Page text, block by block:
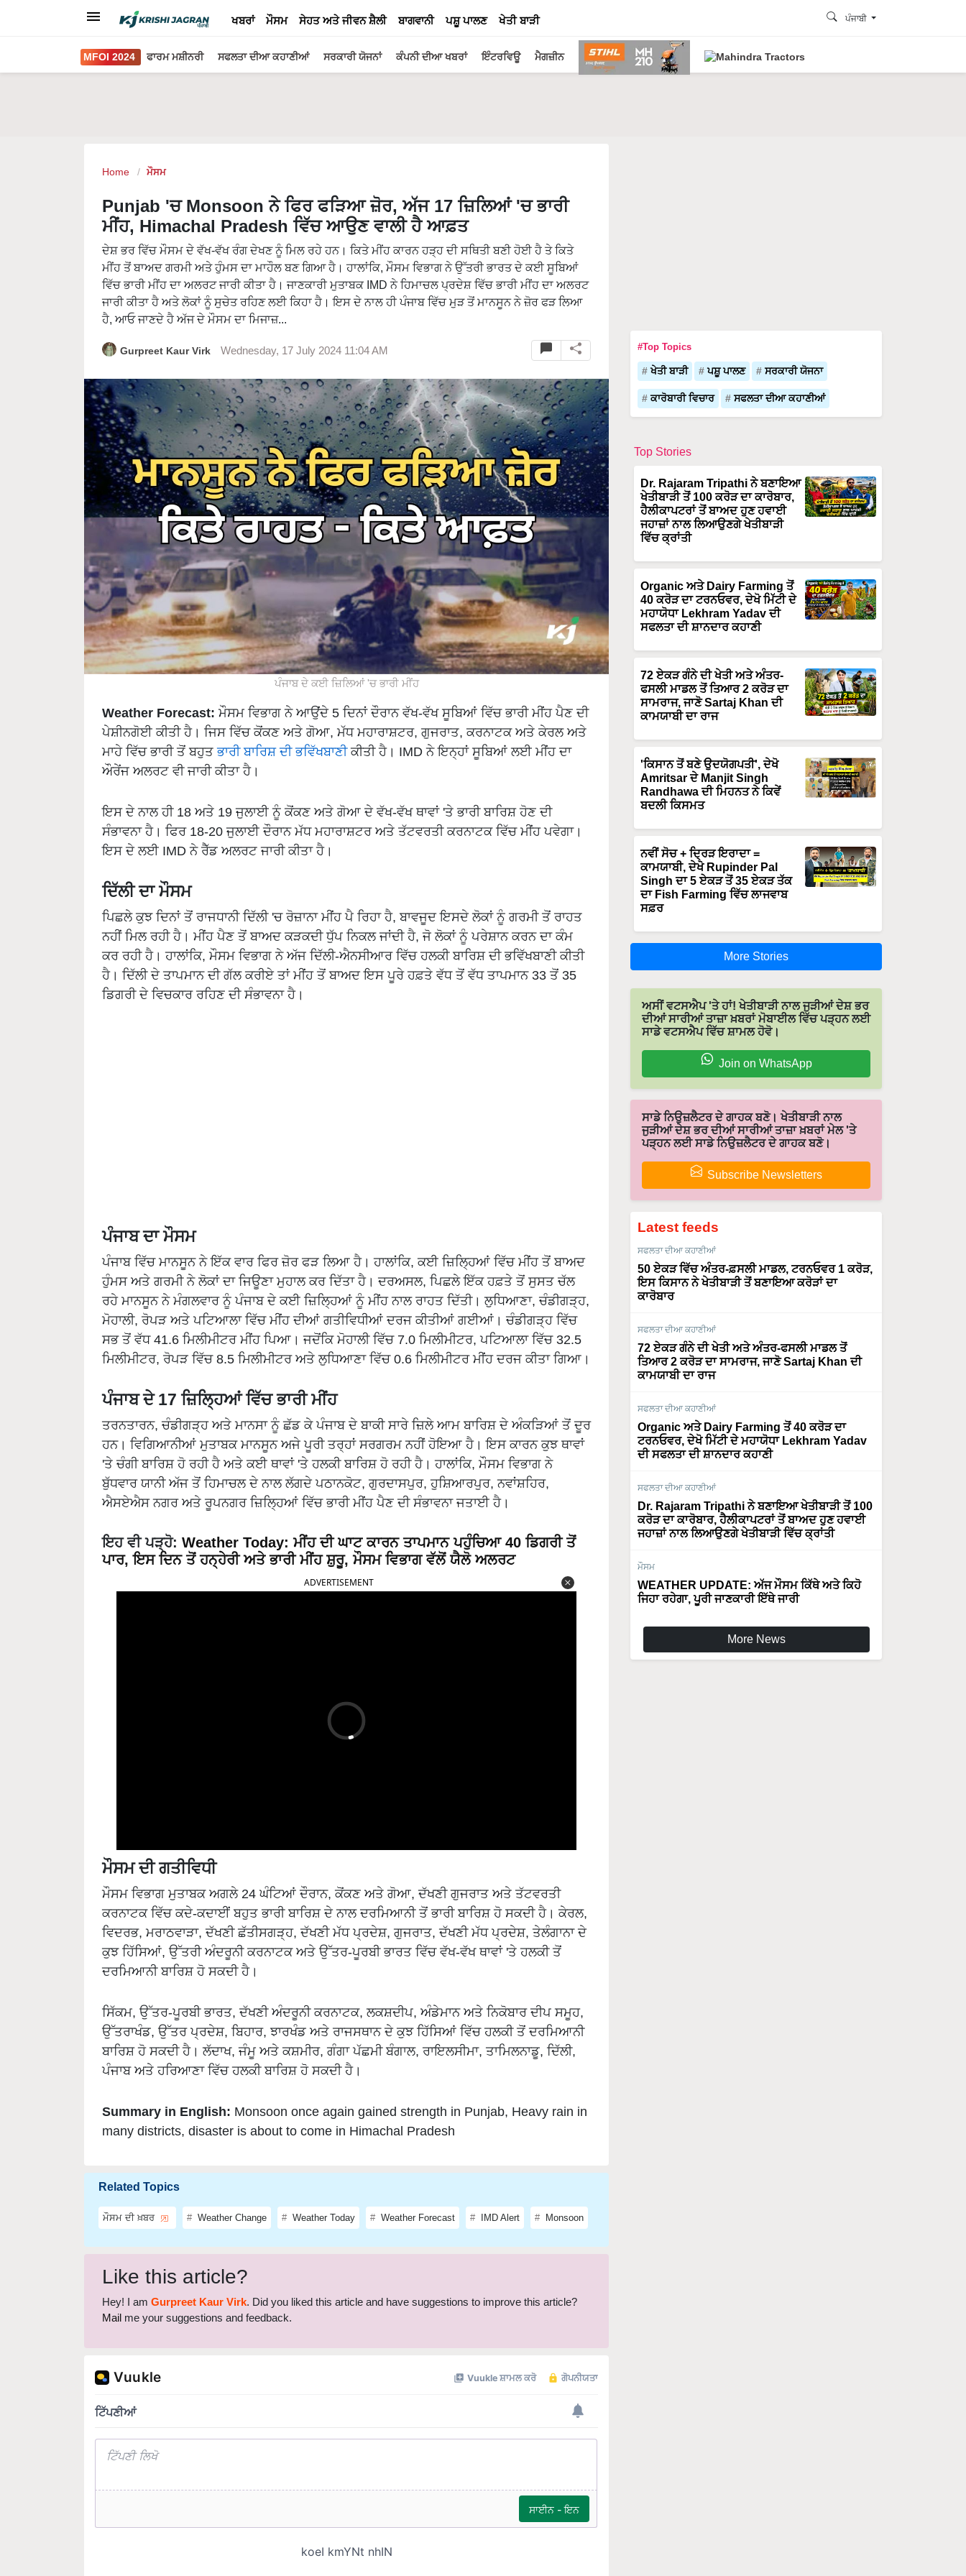
ਖਬਰਾਂ ਮੌਸਮ ਸੇਹਤ ਅਤੇ ਜੀਵਨ ਸ਼ੈਲੀ ਬਾਗਵਾਨੀ ਪਸ਼ੂ ਪਾਲਣ ਖੇਤੀ ਬਾੜੀ ਪੰਜਾਬੀ
MFOI 2024 ਫਾਰਮ ਮਸ਼ੀਨਰੀ ਸਫਲਤਾ ਦੀਆ ਕਹਾਣੀਆਂ ਸਰਕਾਰੀ ਯੋਜਨਾਂ ਕੰਪਨੀ ਦੀਆ ਖਬਰਾਂ ਇੰਟਰਵਿਊ ਮੈਗਜ਼ੀਨ
Home ਮੌਸਮ
Punjab 'ਚ Monsoon ਨੇ ਫਿਰ ਫੜਿਆ ਜ਼ੋਰ, ਅੱਜ 17 ਜ਼ਿਲਿਆਂ 'ਚ ਭਾਰੀ
ਮੀਂਹ, Himachal Pradesh ਵਿੱਚ ਆਉਣ ਵਾਲੀ ਹੈ ਆਫ਼ਤ
ਦੇਸ਼ ਭਰ ਵਿੱਚ ਮੌਸਮ ਦੇ ਵੱਖ-ਵੱਖ ਰੰਗ ਦੇਖਣ ਨੂੰ ਮਿਲ ਰਹੇ ਹਨ। ਕਿਤੇ ਮੀਂਹ ਕਾਰਨ ਹੜ੍ਹ ਦੀ ਸਥਿਤੀ ਬਣੀ ਹੋਈ ਹੈ ਤੇ ਕਿਤੇ
ਮੀਂਹ ਤੋਂ ਬਾਅਦ ਗਰਮੀ ਅਤੇ ਹੁੰਮਸ ਦਾ ਮਾਹੌਲ ਬਣ ਗਿਆ ਹੈ। ਹਾਲਾਂਕਿ, ਮੌਸਮ ਵਿਭਾਗ ਨੇ ਉੱਤਰੀ ਭਾਰਤ ਦੇ ਕਈ ਸੂਬਿਆਂ
ਵਿੱਚ ਭਾਰੀ ਮੀਂਹ ਦਾ ਅਲਰਟ ਜਾਰੀ ਕੀਤਾ ਹੈ। ਜਾਣਕਾਰੀ ਮੁਤਾਬਕ IMD ਨੇ ਹਿਮਾਚਲ ਪ੍ਰਦੇਸ਼ ਵਿੱਚ ਭਾਰੀ ਮੀਂਹ ਦਾ ਅਲਰਟ
ਜਾਰੀ ਕੀਤਾ ਹੈ ਅਤੇ ਲੋਕਾਂ ਨੂੰ ਸੁਚੇਤ ਰਹਿਣ ਲਈ ਕਿਹਾ ਹੈ। ਇਸ ਦੇ ਨਾਲ ਹੀ ਪੰਜਾਬ ਵਿੱਚ ਮੁੜ ਤੋਂ ਮਾਨਸੂਨ ਨੇ ਜ਼ੋਰ ਫੜ ਲਿਆ
ਹੈ, ਆਓ ਜਾਣਦੇ ਹੈ ਅੱਜ ਦੇ ਮੌਸਮ ਦਾ ਮਿਜਾਜ਼...
Gurpreet Kaur Virk Wednesday, 17 July 2024 11:04 AM
ਪੰਜਾਬ ਦੇ ਕਈ ਜ਼ਿਲਿਆਂ 'ਚ ਭਾਰੀ ਮੀਂਹ
Weather Forecast: ਮੌਸਮ ਵਿਭਾਗ ਨੇ ਆਉਂਦੇ 5 ਦਿਨਾਂ ਦੌਰਾਨ ਵੱਖ-ਵੱਖ ਸੂਬਿਆਂ ਵਿੱਚ ਭਾਰੀ ਮੀਂਹ ਪੈਣ ਦੀ
ਪੇਸ਼ੀਨਗੋਈ ਕੀਤੀ ਹੈ। ਜਿਸ ਵਿੱਚ ਕੋਂਕਣ ਅਤੇ ਗੋਆ, ਮੱਧ ਮਹਾਰਾਸ਼ਟਰ, ਗੁਜਰਾਤ, ਕਰਨਾਟਕ ਅਤੇ ਕੇਰਲ ਅਤੇ
ਮਾਹੇ ਵਿੱਚ ਭਾਰੀ ਤੋਂ ਬਹੁਤਭਾਰੀ ਬਾਰਿਸ਼ ਦੀ ਭਵਿੱਖਬਾਣੀਕੀਤੀ ਹੈ। IMD ਨੇ ਇਨ੍ਹਾਂ ਸੂਬਿਆਂ ਲਈ ਮੀਂਹ ਦਾ
ਔਰੇਂਜ ਅਲਰਟ ਵੀ ਜਾਰੀ ਕੀਤਾ ਹੈ।
ਇਸ ਦੇ ਨਾਲ ਹੀ 18 ਅਤੇ 19 ਜੁਲਾਈ ਨੂੰ ਕੋਂਕਣ ਅਤੇ ਗੋਆ ਦੇ ਵੱਖ-ਵੱਖ ਥਾਵਾਂ 'ਤੇ ਭਾਰੀ ਬਾਰਿਸ਼ ਹੋਣ ਦੀ
ਸੰਭਾਵਨਾ ਹੈ। ਫਿਰ 18-20 ਜੁਲਾਈ ਦੌਰਾਨ ਮੱਧ ਮਹਾਰਾਸ਼ਟਰ ਅਤੇ ਤੱਟਵਰਤੀ ਕਰਨਾਟਕ ਵਿੱਚ ਮੀਂਹ ਪਵੇਗਾ।
ਇਸ ਦੇ ਲਈ IMD ਨੇ ਰੈੱਡ ਅਲਰਟ ਜਾਰੀ ਕੀਤਾ ਹੈ।
ਦਿੱਲੀ ਦਾ ਮੌਸਮ
ਪਿਛਲੇ ਕੁਝ ਦਿਨਾਂ ਤੋਂ ਰਾਜਧਾਨੀ ਦਿੱਲੀ 'ਚ ਰੋਜ਼ਾਨਾ ਮੀਂਹ ਪੈ ਰਿਹਾ ਹੈ, ਬਾਵਜੂਦ ਇਸਦੇ ਲੋਕਾਂ ਨੂੰ ਗਰਮੀ ਤੋਂ ਰਾਹਤ
ਨਹੀਂ ਮਿਲ ਰਹੀ ਹੈ। ਮੀਂਹ ਪੈਣ ਤੋਂ ਬਾਅਦ ਕੜਕਦੀ ਧੁੱਪ ਨਿਕਲ ਜਾਂਦੀ ਹੈ, ਜੋ ਲੋਕਾਂ ਨੂੰ ਪਰੇਸ਼ਾਨ ਕਰਨ ਦਾ ਕੰਮ
ਕਰ ਰਹੀ ਹੈ। ਹਾਲਾਂਕਿ, ਮੌਸਮ ਵਿਭਾਗ ਨੇ ਅੱਜ ਦਿੱਲੀ-ਐਨਸੀਆਰ ਵਿੱਚ ਹਲਕੀ ਬਾਰਿਸ਼ ਦੀ ਭਵਿੱਖਬਾਣੀ ਕੀਤੀ
ਹੈ। ਦਿੱਲੀ ਦੇ ਤਾਪਮਾਨ ਦੀ ਗੱਲ ਕਰੀਏ ਤਾਂ ਮੀਂਹ ਤੋਂ ਬਾਅਦ ਇਸ ਪੂਰੇ ਹਫ਼ਤੇ ਵੱਧ ਤੋਂ ਵੱਧ ਤਾਪਮਾਨ 33 ਤੋਂ 35
ਡਿਗਰੀ ਦੇ ਵਿਚਕਾਰ ਰਹਿਣ ਦੀ ਸੰਭਾਵਨਾ ਹੈ।
ਪੰਜਾਬ ਦਾ ਮੌਸਮ
ਪੰਜਾਬ ਵਿੱਚ ਮਾਨਸੂਨ ਨੇ ਇੱਕ ਵਾਰ ਫਿਰ ਜ਼ੋਰ ਫੜ ਲਿਆ ਹੈ। ਹਾਲਾਂਕਿ, ਕਈ ਜ਼ਿਲ੍ਹਿਆਂ ਵਿੱਚ ਮੀਂਹ ਤੋਂ ਬਾਅਦ
ਹੁੰਮਸ ਅਤੇ ਗਰਮੀ ਨੇ ਲੋਕਾਂ ਦਾ ਜਿਊਣਾ ਮੁਹਾਲ ਕਰ ਦਿੱਤਾ ਹੈ। ਦਰਅਸਲ, ਪਿਛਲੇ ਇੱਕ ਹਫ਼ਤੇ ਤੋਂ ਸੁਸਤ ਚੱਲ
ਰਹੇ ਮਾਨਸੂਨ ਨੇ ਮੰਗਲਵਾਰ ਨੂੰ ਪੰਜਾਬ ਦੇ ਕਈ ਜ਼ਿਲ੍ਹਿਆਂ ਨੂੰ ਮੀਂਹ ਨਾਲ ਰਾਹਤ ਦਿੱਤੀ। ਲੁਧਿਆਣਾ, ਚੰਡੀਗੜ੍ਹ,
ਮੋਹਾਲੀ, ਰੋਪੜ ਅਤੇ ਪਟਿਆਲਾ ਵਿੱਚ ਮੀਂਹ ਦੀਆਂ ਗਤੀਵਿਧੀਆਂ ਦਰਜ ਕੀਤੀਆਂ ਗਈਆਂ। ਚੰਡੀਗੜ੍ਹ ਵਿੱਚ
ਸਭ ਤੋਂ ਵੱਧ 41.6 ਮਿਲੀਮੀਟਰ ਮੀਂਹ ਪਿਆ। ਜਦੋਂਕਿ ਮੋਹਾਲੀ ਵਿੱਚ 7.0 ਮਿਲੀਮੀਟਰ, ਪਟਿਆਲਾ ਵਿੱਚ 32.5
ਮਿਲੀਮੀਟਰ, ਰੋਪੜ ਵਿੱਚ 8.5 ਮਿਲੀਮੀਟਰ ਅਤੇ ਲੁਧਿਆਣਾ ਵਿੱਚ 0.6 ਮਿਲੀਮੀਟਰ ਮੀਂਹ ਦਰਜ ਕੀਤਾ ਗਿਆ।
ਪੰਜਾਬ ਦੇ 17 ਜ਼ਿਲ੍ਹਿਆਂ ਵਿੱਚ ਭਾਰੀ ਮੀਂਹ
ਤਰਨਤਾਰਨ, ਚੰਡੀਗੜ੍ਹ ਅਤੇ ਮਾਨਸਾ ਨੂੰ ਛੱਡ ਕੇ ਪੰਜਾਬ ਦੇ ਬਾਕੀ ਸਾਰੇ ਜ਼ਿਲੇ ਆਮ ਬਾਰਿਸ਼ ਦੇ ਅੰਕੜਿਆਂ ਤੋਂ ਦੂਰ
ਹਨ। ਵਿਗਿਆਨੀਆਂ ਮੁਤਾਬਕ ਮਾਨਸੂਨ ਅਜੇ ਪੂਰੀ ਤਰ੍ਹਾਂ ਸਰਗਰਮ ਨਹੀਂ ਹੋਇਆ ਹੈ। ਇਸ ਕਾਰਨ ਕੁਝ ਥਾਵਾਂ
'ਤੇ ਚੰਗੀ ਬਾਰਿਸ਼ ਹੋ ਰਹੀ ਹੈ ਅਤੇ ਕਈ ਥਾਵਾਂ 'ਤੇ ਹਲਕੀ ਬਾਰਿਸ਼ ਹੋ ਰਹੀ ਹੈ। ਹਾਲਾਂਕਿ, ਮੌਸਮ ਵਿਭਾਗ ਨੇ
ਬੁੱਧਵਾਰ ਯਾਨੀ ਅੱਜ ਤੋਂ ਹਿਮਾਚਲ ਦੇ ਨਾਲ ਲੱਗਦੇ ਪਠਾਨਕੋਟ, ਗੁਰਦਾਸਪੁਰ, ਹੁਸ਼ਿਆਰਪੁਰ, ਨਵਾਂਸ਼ਹਿਰ,
ਐਸਏਐਸ ਨਗਰ ਅਤੇ ਰੂਪਨਗਰ ਜ਼ਿਲ੍ਹਿਆਂ ਵਿੱਚ ਭਾਰੀ ਮੀਂਹ ਪੈਣ ਦੀ ਸੰਭਾਵਨਾ ਜਤਾਈ ਹੈ।
ਇਹ ਵੀ ਪੜ੍ਹੋ: Weather Today: ਮੀਂਹ ਦੀ ਘਾਟ ਕਾਰਨ ਤਾਪਮਾਨ ਪਹੁੰਚਿਆ 40 ਡਿਗਰੀ ਤੋਂ
ਪਾਰ, ਇਸ ਦਿਨ ਤੋਂ ਹਨ੍ਹੇਰੀ ਅਤੇ ਭਾਰੀ ਮੀਂਹ ਸ਼ੁਰੂ, ਮੌਸਮ ਵਿਭਾਗ ਵੱਲੋਂ ਯੈਲੋ ਅਲਰਟ
ADVERTISEMENT
ਮੌਸਮ ਦੀ ਗਤੀਵਿਧੀ
ਮੌਸਮ ਵਿਭਾਗ ਮੁਤਾਬਕ ਅਗਲੇ 24 ਘੰਟਿਆਂ ਦੌਰਾਨ, ਕੋਂਕਣ ਅਤੇ ਗੋਆ, ਦੱਖਣੀ ਗੁਜਰਾਤ ਅਤੇ ਤੱਟਵਰਤੀ
ਕਰਨਾਟਕ ਵਿੱਚ ਕਦੇ-ਕਦਾਈਂ ਬਹੁਤ ਭਾਰੀ ਬਾਰਿਸ਼ ਦੇ ਨਾਲ ਦਰਮਿਆਨੀ ਤੋਂ ਭਾਰੀ ਬਾਰਿਸ਼ ਹੋ ਸਕਦੀ ਹੈ। ਕੇਰਲ,
ਵਿਦਰਭ, ਮਰਾਠਵਾੜਾ, ਦੱਖਣੀ ਛੱਤੀਸਗੜ੍ਹ, ਦੱਖਣੀ ਮੱਧ ਪ੍ਰਦੇਸ਼, ਗੁਜਰਾਤ, ਦੱਖਣੀ ਮੱਧ ਪ੍ਰਦੇਸ਼, ਤੇਲੰਗਾਨਾ ਦੇ
ਕੁਝ ਹਿੱਸਿਆਂ, ਉੱਤਰੀ ਅੰਦਰੂਨੀ ਕਰਨਾਟਕ ਅਤੇ ਉੱਤਰ-ਪੂਰਬੀ ਭਾਰਤ ਵਿੱਚ ਵੱਖ-ਵੱਖ ਥਾਵਾਂ 'ਤੇ ਹਲਕੀ ਤੋਂ
ਦਰਮਿਆਨੀ ਬਾਰਿਸ਼ ਹੋ ਸਕਦੀ ਹੈ।
ਸਿੱਕਮ, ਉੱਤਰ-ਪੂਰਬੀ ਭਾਰਤ, ਦੱਖਣੀ ਅੰਦਰੂਨੀ ਕਰਨਾਟਕ, ਲਕਸ਼ਦੀਪ, ਅੰਡੇਮਾਨ ਅਤੇ ਨਿਕੋਬਾਰ ਦੀਪ ਸਮੂਹ,
ਉੱਤਰਾਖੰਡ, ਉੱਤਰ ਪ੍ਰਦੇਸ਼, ਬਿਹਾਰ, ਝਾਰਖੰਡ ਅਤੇ ਰਾਜਸਥਾਨ ਦੇ ਕੁਝ ਹਿੱਸਿਆਂ ਵਿੱਚ ਹਲਕੀ ਤੋਂ ਦਰਮਿਆਨੀ
ਬਾਰਿਸ਼ ਹੋ ਸਕਦੀ ਹੈ। ਲੱਦਾਖ, ਜੰਮੂ ਅਤੇ ਕਸ਼ਮੀਰ, ਗੰਗਾ ਪੱਛਮੀ ਬੰਗਾਲ, ਰਾਇਲਸੀਮਾ, ਤਾਮਿਲਨਾਡੂ, ਦਿੱਲੀ,
ਪੰਜਾਬ ਅਤੇ ਹਰਿਆਣਾ ਵਿੱਚ ਹਲਕੀ ਬਾਰਿਸ਼ ਹੋ ਸਕਦੀ ਹੈ।
Summary in English: Monsoon once again gained strength in Punjab, Heavy rain in
many districts, disaster is about to come in Himachal Pradesh
Related Topics
ਮੌਸਮ ਦੀ ਖ਼ਬਰ Weather Change Weather Today Weather Forecast IMD Alert Monsoon
Like this article?
Hey! I am Gurpreet Kaur Virk. Did you liked this article and have suggestions to improve this article?
Mail me your suggestions and feedback.
#Top Topics
ਖੇਤੀ ਬਾੜੀ ਪਸ਼ੂ ਪਾਲਣ ਸਰਕਾਰੀ ਯੋਜਨਾ
ਕਾਰੋਬਾਰੀ ਵਿਚਾਰ ਸਫਲਤਾ ਦੀਆ ਕਹਾਣੀਆਂ
Top Stories
Dr. Rajaram Tripathi ਨੇ ਬਣਾਇਆ
ਖੇਤੀਬਾੜੀ ਤੋਂ 100 ਕਰੋੜ ਦਾ ਕਾਰੋਬਾਰ,
ਹੈਲੀਕਾਪਟਰਾਂ ਤੋਂ ਬਾਅਦ ਹੁਣ ਹਵਾਈ
ਜਹਾਜ਼ਾਂ ਨਾਲ ਲਿਆਉਣਗੇ ਖੇਤੀਬਾੜੀ
ਵਿੱਚ ਕ੍ਰਾਂਤੀ
Organic ਅਤੇ Dairy Farming ਤੋਂ
40 ਕਰੋੜ ਦਾ ਟਰਨਓਵਰ, ਦੇਖੋ ਮਿੱਟੀ ਦੇ
ਮਹਾਯੋਧਾ Lekhram Yadav ਦੀ
ਸਫਲਤਾ ਦੀ ਸ਼ਾਨਦਾਰ ਕਹਾਣੀ
72 ਏਕੜ ਗੰਨੇ ਦੀ ਖੇਤੀ ਅਤੇ ਅੰਤਰ-
ਫਸਲੀ ਮਾਡਲ ਤੋਂ ਤਿਆਰ 2 ਕਰੋੜ ਦਾ
ਸਾਮਰਾਜ, ਜਾਣੋ Sartaj Khan ਦੀ
ਕਾਮਯਾਬੀ ਦਾ ਰਾਜ
'ਕਿਸਾਨ ਤੋਂ ਬਣੇ ਉਦਯੋਗਪਤੀ', ਦੇਖੋ
Amritsar ਦੇ Manjit Singh
Randhawa ਦੀ ਮਿਹਨਤ ਨੇ ਕਿਵੇਂ
ਬਦਲੀ ਕਿਸਮਤ
ਨਵੀਂ ਸੋਚ + ਦ੍ਰਿੜ ਇਰਾਦਾ =
ਕਾਮਯਾਬੀ, ਦੇਖੋ Rupinder Pal
Singh ਦਾ 5 ਏਕੜ ਤੋਂ 35 ਏਕੜ ਤੱਕ
ਦਾ Fish Farming ਵਿੱਚ ਲਾਜਵਾਬ
ਸਫ਼ਰ
More Stories
ਅਸੀਂ ਵਟਸਐਪ 'ਤੇ ਹਾਂ! ਖੇਤੀਬਾੜੀ ਨਾਲ ਜੁੜੀਆਂ ਦੇਸ਼ ਭਰ
ਦੀਆਂ ਸਾਰੀਆਂ ਤਾਜ਼ਾ ਖ਼ਬਰਾਂ ਮੋਬਾਈਲ ਵਿੱਚ ਪੜ੍ਹਨ ਲਈ
ਸਾਡੇ ਵਟਸਐਪ ਵਿੱਚ ਸ਼ਾਮਲ ਹੋਵੋ।
Join on WhatsApp
ਸਾਡੇ ਨਿਉਜ਼ਲੈਟਰ ਦੇ ਗਾਹਕ ਬਣੋ। ਖੇਤੀਬਾੜੀ ਨਾਲ
ਜੁੜੀਆਂ ਦੇਸ਼ ਭਰ ਦੀਆਂ ਸਾਰੀਆਂ ਤਾਜ਼ਾ ਖ਼ਬਰਾਂ ਮੇਲ 'ਤੇ
ਪੜ੍ਹਨ ਲਈ ਸਾਡੇ ਨਿਉਜ਼ਲੈਟਰ ਦੇ ਗਾਹਕ ਬਣੋ।
Subscribe Newsletters
Latest feeds
ਸਫਲਤਾ ਦੀਆ ਕਹਾਣੀਆਂ
50 ਏਕੜ ਵਿੱਚ ਅੰਤਰ-ਫ਼ਸਲੀ ਮਾਡਲ, ਟਰਨਓਵਰ 1 ਕਰੋੜ,
ਇਸ ਕਿਸਾਨ ਨੇ ਖੇਤੀਬਾੜੀ ਤੋਂ ਬਣਾਇਆ ਕਰੋੜਾਂ ਦਾ
ਕਾਰੋਬਾਰ
ਸਫਲਤਾ ਦੀਆ ਕਹਾਣੀਆਂ
72 ਏਕੜ ਗੰਨੇ ਦੀ ਖੇਤੀ ਅਤੇ ਅੰਤਰ-ਫਸਲੀ ਮਾਡਲ ਤੋਂ
ਤਿਆਰ 2 ਕਰੋੜ ਦਾ ਸਾਮਰਾਜ, ਜਾਣੋ Sartaj Khan ਦੀ
ਕਾਮਯਾਬੀ ਦਾ ਰਾਜ
ਸਫਲਤਾ ਦੀਆ ਕਹਾਣੀਆਂ
Organic ਅਤੇ Dairy Farming ਤੋਂ 40 ਕਰੋੜ ਦਾ
ਟਰਨਓਵਰ, ਦੇਖੋ ਮਿੱਟੀ ਦੇ ਮਹਾਯੋਧਾ Lekhram Yadav
ਦੀ ਸਫਲਤਾ ਦੀ ਸ਼ਾਨਦਾਰ ਕਹਾਣੀ
ਸਫਲਤਾ ਦੀਆ ਕਹਾਣੀਆਂ
Dr. Rajaram Tripathi ਨੇ ਬਣਾਇਆ ਖੇਤੀਬਾੜੀ ਤੋਂ 100
ਕਰੋੜ ਦਾ ਕਾਰੋਬਾਰ, ਹੈਲੀਕਾਪਟਰਾਂ ਤੋਂ ਬਾਅਦ ਹੁਣ ਹਵਾਈ
ਜਹਾਜ਼ਾਂ ਨਾਲ ਲਿਆਉਣਗੇ ਖੇਤੀਬਾੜੀ ਵਿੱਚ ਕ੍ਰਾਂਤੀ
ਮੌਸਮ
WEATHER UPDATE: ਅੱਜ ਮੌਸਮ ਕਿੱਥੇ ਅਤੇ ਕਿਹੋ
ਜਿਹਾ ਰਹੇਗਾ, ਪੂਰੀ ਜਾਣਕਾਰੀ ਇੱਥੇ ਜਾਰੀ
More News